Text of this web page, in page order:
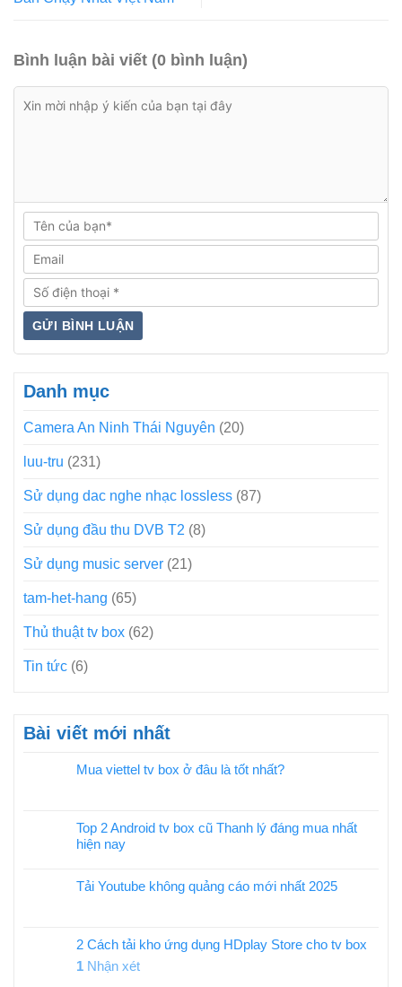
Bình luận bài viết (0 bình luận)
Danh mục
Camera An Ninh Thái Nguyên (20)
luu-tru (231)
Sử dụng dac nghe nhạc lossless (87)
Sử dụng đầu thu DVB T2 (8)
Sử dụng music server (21)
tam-het-hang (65)
Thủ thuật tv box (62)
Tin tức (6)
Bài viết mới nhất
Mua viettel tv box ở đâu là tốt nhất?
Top 2 Android tv box cũ Thanh lý đáng mua nhất
hiện nay
Tải Youtube không quảng cáo mới nhất 2025
2 Cách tải kho ứng dụng HDplay Store cho tv box
1 Nhận xét